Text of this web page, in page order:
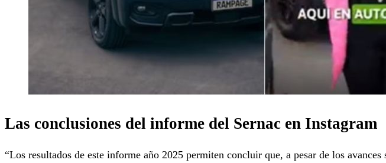
Las conclusiones del informe del Sernac en Instagram
“Los resultados de este informe año 2025 permiten concluir que, a pesar de los avances